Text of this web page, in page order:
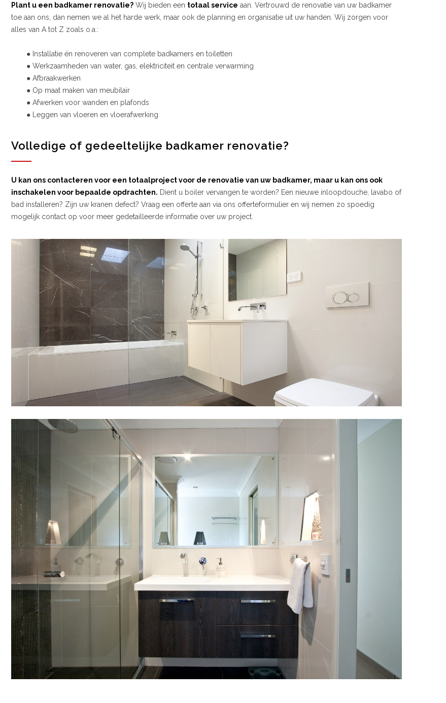
Plant u een badkamer renovatie? Wij bieden een totaal service aan. Vertrouwd de renovatie van uw badkamer
toe aan ons, dan nemen we al het harde werk, maar ook de planning en organisatie uit uw handen. Wij zorgen voor
alles van A tot Z zoals o.a.:
● Installatie én renoveren van complete badkamers en toiletten
● Werkzaamheden van water, gas, elektriciteit en centrale verwarming
● Afbraakwerken
● Op maat maken van meubilair
● Afwerken voor wanden en plafonds
● Leggen van vloeren en vloerafwerking
Volledige of gedeeltelijke badkamer renovatie?
U kan ons contacteren voor een totaalproject voor de renovatie van uw badkamer, maar u kan ons ook
inschakelen voor bepaalde opdrachten. Dient u boiler vervangen te worden? Een nieuwe inloopdouche, lavabo of
bad installeren? Zijn uw kranen defect? Vraag een offerte aan via ons offerteformulier en wij nemen zo spoedig
mogelijk contact op voor meer gedetailleerde informatie over uw project.